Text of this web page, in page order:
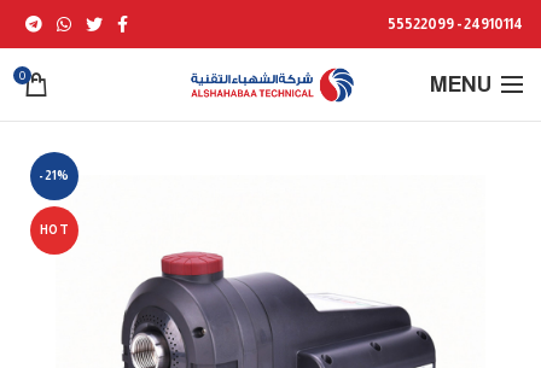
24910114 - 55522099
MENU
0
-21%
HOT